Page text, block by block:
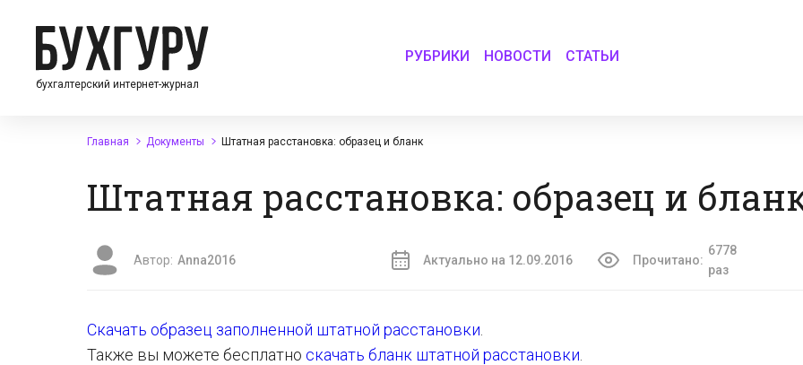
бухгалтерский интернет-журнал
РУБРИКИ НОВОСТИ СТАТЬИ
Главная Документы Штатная расстановка: образец и бланк
Штатная расстановка: образец и
Автор: Anna2016 Актуально на 12.09.2016 Прочитано:
6778
раз
Скачать образец заполненной штатной расстановки
Также вы можете бесплатно скачать бланк штатной расстановки